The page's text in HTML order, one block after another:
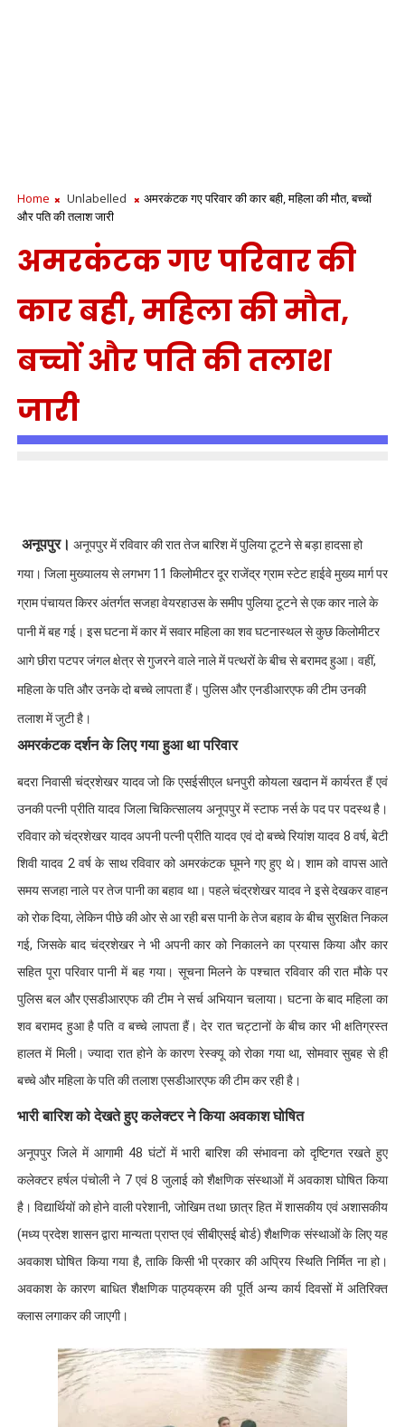
Home Unlabelled
अमरकंटक गए परिवार की कार बही, महिला की मौत, बच्चों
और पति की तलाश जारी
अमरकंटक गए परिवार की
कार बही, महिला की मौत,
बच्चों और पति की तलाश
जारी
अनूपपुर। अनूपपुर में रविवार की रात तेज बारिश में पुलिया टूटने से बड़ा हादसा हो
गया। जिला मुख्यालय से लगभग 11 किलोमीटर दूर राजेंद्र ग्राम स्टेट हाईवे मुख्य मार्ग पर
ग्राम पंचायत किरर अंतर्गत सजहा वेयरहाउस के समीप पुलिया टूटने से एक कार नाले के
पानी में बह गई। इस घटना में कार में सवार महिला का शव घटनास्थल से कुछ किलोमीटर
आगे छीरा पटपर जंगल क्षेत्र से गुजरने वाले नाले में पत्थरों के बीच से बरामद हुआ। वहीं,
महिला के पति और उनके दो बच्चे लापता हैं। पुलिस और एनडीआरएफ की टीम उनकी
तलाश में जुटी है।
अमरकंटक दर्शन के लिए गया हुआ था परिवार
बदरा निवासी चंद्रशेखर यादव जो कि एसईसीएल धनपुरी कोयला खदान में कार्यरत हैं एवं
उनकी पत्नी प्रीति यादव जिला चिकित्सालय अनूपपुर में स्टाफ नर्स के पद पर पदस्थ है।
रविवार को चंद्रशेखर यादव अपनी पत्नी प्रीति यादव एवं दो बच्चे रियांश यादव 8 वर्ष, बेटी
शिवी यादव 2 वर्ष के साथ रविवार को अमरकंटक घूमने गए हुए थे। शाम को वापस आते
समय सजहा नाले पर तेज पानी का बहाव था। पहले चंद्रशेखर यादव ने इसे देखकर वाहन
को रोक दिया, लेकिन पीछे की ओर से आ रही बस पानी के तेज बहाव के बीच सुरक्षित निकल
गई, जिसके बाद चंद्रशेखर ने भी अपनी कार को निकालने का प्रयास किया और कार
सहित पूरा परिवार पानी में बह गया। सूचना मिलने के पश्चात रविवार की रात मौके पर
पुलिस बल और एसडीआरएफ की टीम ने सर्च अभियान चलाया। घटना के बाद महिला का
शव बरामद हुआ है पति व बच्चे लापता हैं। देर रात चट्टानों के बीच कार भी क्षतिग्रस्त
हालत में मिली। ज्यादा रात होने के कारण रेस्क्यू को रोका गया था, सोमवार सुबह से ही
बच्चे और महिला के पति की तलाश एसडीआरएफ की टीम कर रही है।
भारी बारिश को देखते हुए कलेक्टर ने किया अवकाश घोषित
अनूपपुर जिले में आगामी 48 घंटों में भारी बारिश की संभावना को दृष्टिगत रखते हुए
कलेक्टर हर्षल पंचोली ने 7 एवं 8 जुलाई को शैक्षणिक संस्थाओं में अवकाश घोषित किया
है। विद्यार्थियों को होने वाली परेशानी, जोखिम तथा छात्र हित में शासकीय एवं अशासकीय
(मध्य प्रदेश शासन द्वारा मान्यता प्राप्त एवं सीबीएसई बोर्ड) शैक्षणिक संस्थाओं के लिए यह
अवकाश घोषित किया गया है, ताकि किसी भी प्रकार की अप्रिय स्थिति निर्मित ना हो।
अवकाश के कारण बाधित शैक्षणिक पाठ्यक्रम की पूर्ति अन्य कार्य दिवसों में अतिरिक्त
क्लास लगाकर की जाएगी।